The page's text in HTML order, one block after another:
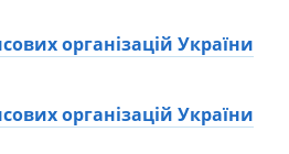
організацій України
організацій України